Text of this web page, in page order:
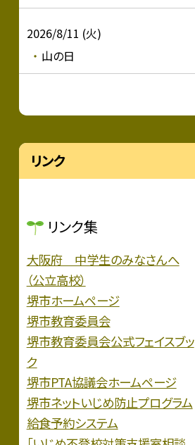
2026/8/11 (火)
山の日
リンク
リンク集
大阪府 中学生のみなさんへ
（公立高校）
堺市ホームページ
堺市教育委員会
堺市教育委員会公式フェイスブッ
ク
堺市PTA協議会ホームページ
堺市ネットいじめ防止プログラム
給食予約システム